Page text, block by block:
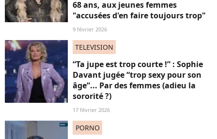
68 ans, aux jeunes femmes
"accusées d'en faire toujours trop"
9 février 2026
TELEVISION
“Ta jupe est trop courte !” : Sophie
Davant jugée “trop sexy pour son
âge”... Par des femmes (adieu la
sororité ?)
17 février 2026
PORNO